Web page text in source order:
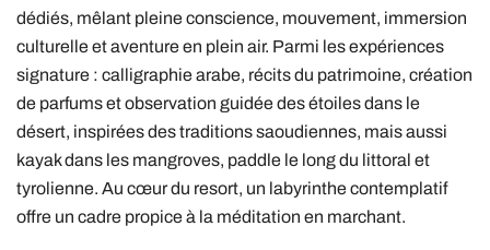
dédiés, mêlant pleine conscience, mouvement, immersion
culturelle et aventure en plein air. Parmi les expériences
signature : calligraphie arabe, récits du patrimoine, création
de parfums et observation guidée des étoiles dans le
désert, inspirées des traditions saoudiennes, mais aussi
kayak dans les mangroves, paddle le long du littoral et
tyrolienne. Au cœur du resort, un labyrinthe contemplatif
offre un cadre propice à la méditation en marchant.